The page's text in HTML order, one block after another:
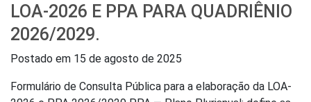
LOA-2026 E PPA PARA QUADRIÊNIO
2026/2029.
Postado em 15 de agosto de 2025
Formulário de Consulta Pública para a elaboração da LOA-